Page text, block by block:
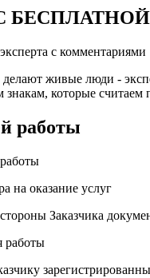
с комментариями
живые люди -
знакам, которые
работы
на оказание услуг
Заказчика
работы